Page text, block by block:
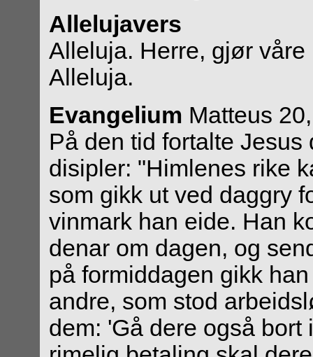
Allelujavers
Alleluja. Herre, gjør
Alleluja.
Evangelium Matteus
På den tid fortalte
disipler: "Himlenes rike
som gikk ut ved daggry
vinmark han eide. Han
denar om dagen, og
på formiddagen gikk
andre, som stod
dem: 'Gå dere også